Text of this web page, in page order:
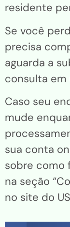
residente
Se você
precisa
aguarda a
consulta em
Caso seu
mude
sua conta
sobre como
na seção
no site do